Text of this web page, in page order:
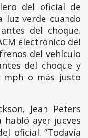
del oficial de
luz verde cuando
del choque.
electrónico del
del vehículo
del choque y
mph o más justo
Jean Peters
habló ayer jueves
oficial. “Todavía